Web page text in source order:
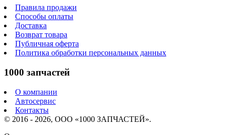
Правила продажи
Способы оплаты
Доставка
Возврат товара
Публичная оферта
Политика обработки персональных данных
1000 запчастей
О компании
Автосервис
Контакты
© 2016 - 2026, ООО «1000 ЗАПЧАСТЕЙ».